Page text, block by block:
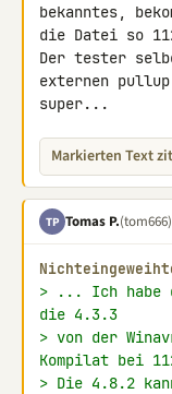
bekanntes,
die Datei so
Der tester
externen
super...
Markierten Text
TP Tomas P.(tom666)
> ... Ich habe
die 4.3.3
> von der
Kompilat bei
> Die 4.8.2